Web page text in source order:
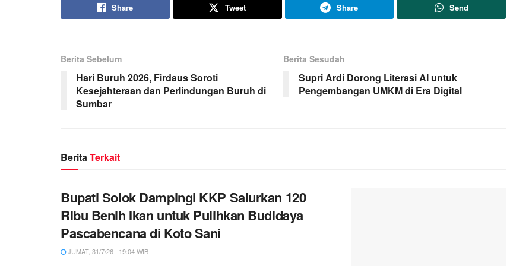
Share Tweet Share Send
Berita Sebelum
Hari Buruh 2026, Firdaus Soroti
Kesejahteraan dan Perlindungan Buruh di
Sumbar
Berita Sesudah
Supri Ardi Dorong Literasi AI untuk
Pengembangan UMKM di Era Digital
BeritaTerkait
Bupati Solok Dampingi KKP Salurkan 120
Ribu Benih Ikan untuk Pulihkan Budidaya
Pascabencana di Koto Sani
JUMAT, 31/7/26 | 19:04 WIB